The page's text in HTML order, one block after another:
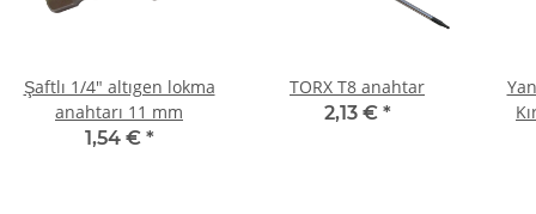
Şaftlı 1/4" altıgen lokma
anahtarı 11 mm
1,54 € *
TORX T8 anahtar
2,13 € *